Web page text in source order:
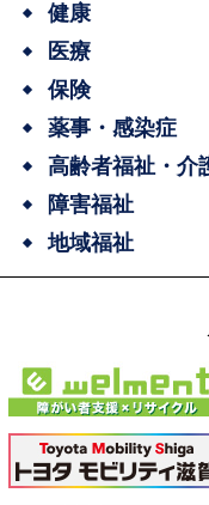
健康
医療
保険
薬事・感染症
高齢者福祉・介
障害福祉
地域福祉